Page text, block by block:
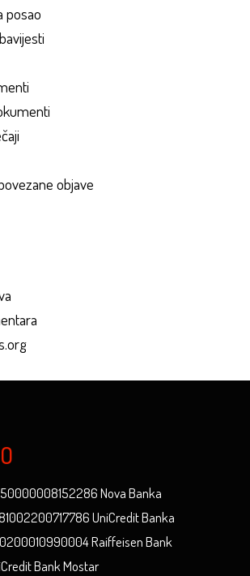
posao
objave
Nova Banka
UniCredit Banka
Raiffeisen Bank
Bank Mostar